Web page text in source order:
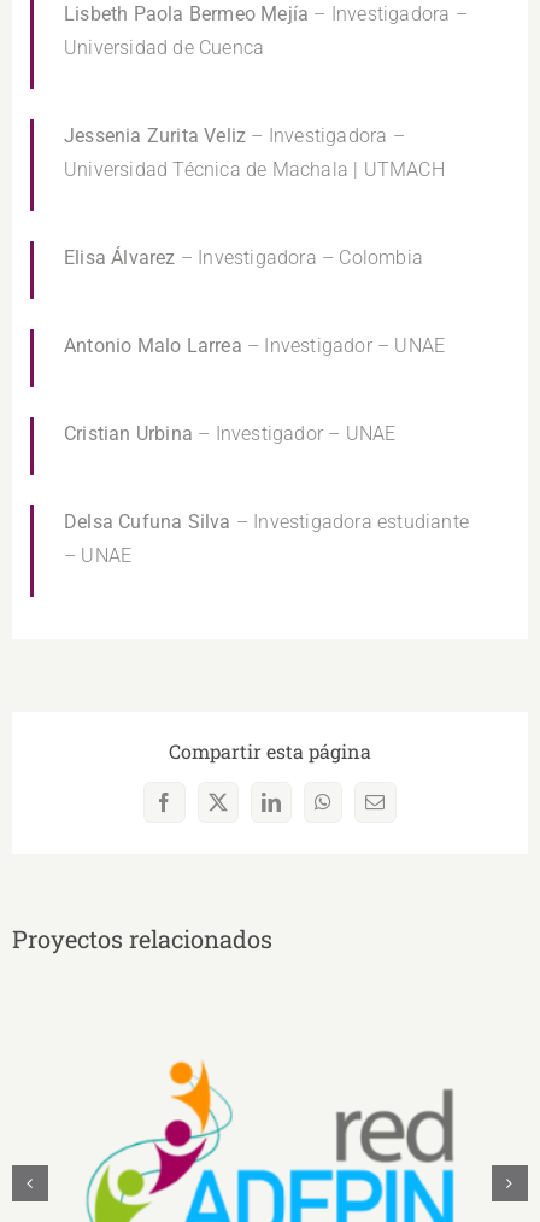
Lisbeth Paola Bermeo Mejía – Investigadora –
Universidad de Cuenca
Jessenia Zurita Veliz – Investigadora –
Universidad Técnica de Machala | UTMACH
Elisa Álvarez – Investigadora – Colombia
Antonio Malo Larrea – Investigador – UNAE
Cristian Urbina – Investigador – UNAE
Delsa Cufuna Silva – Investigadora estudiante
– UNAE
Compartir esta página
Facebook
X LinkedInWhatsAppCorreo
Proyectos relacionados
Néopass@ction: una metodología de video
formación para la mejora de la práctica docente